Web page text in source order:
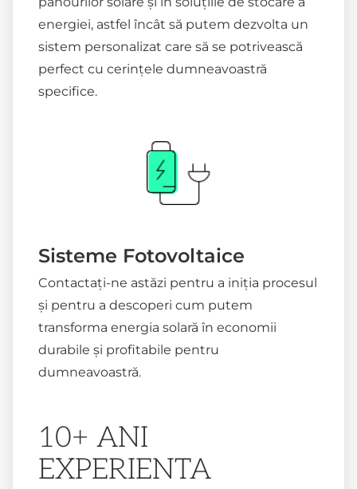
energiei, astfel încât să putem dezvolta un
sistem personalizat care să se potrivească
perfect cu cerințele dumneavoastră
specifice.
Sisteme Fotovoltaice
Contactați-ne astăzi pentru a iniția procesul
și pentru a descoperi cum putem
transforma energia solară în economii
durabile și profitabile pentru
dumneavoastră.
10+ ANI
EXPERIENTA